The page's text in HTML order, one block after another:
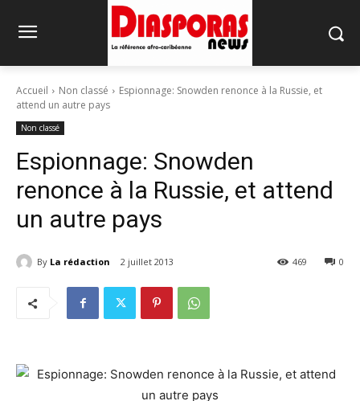
Accueil Non classé
Espionnage: Snowden renonce à la Russie, et
attend un autre pays
Non classé
Espionnage: Snowden
renonce à la Russie, et attend
un autre pays
By La rédaction 2 juillet 2013 0
469